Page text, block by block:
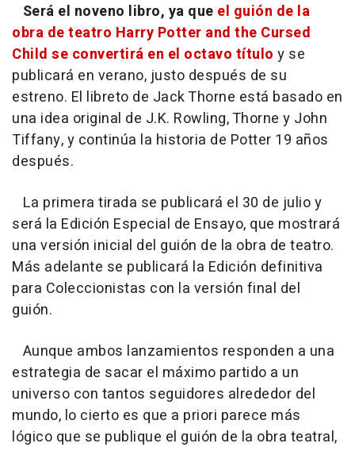
Será el noveno libro, ya que el guión de la
obra de teatro Harry Potter and the Cursed
Child se convertirá en el octavo título y se
publicará en verano, justo después de su
estreno. El libreto de Jack Thorne está basado en
una idea original de J.K. Rowling, Thorne y John
Tiffany, y continúa la historia de Potter 19 años
después.
La primera tirada se publicará el 30 de julio y
será la Edición Especial de Ensayo, que mostrará
una versión inicial del guión de la obra de teatro.
Más adelante se publicará la Edición definitiva
para Coleccionistas con la versión final del
guión.
Aunque ambos lanzamientos responden a una
estrategia de sacar el máximo partido a un
universo con tantos seguidores alrededor del
mundo, lo cierto es que a priori parece más
lógico que se publique el guión de la obra teatral,